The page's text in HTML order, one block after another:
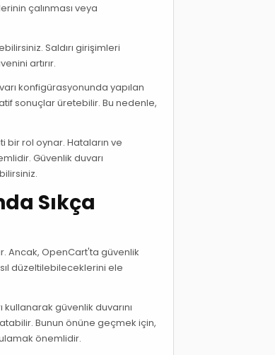
çalınması veya
Saldırı girişimleri
artırır.
konfigürasyonunda yapılan
sonuçlar üretebilir. Bu nedenle,
rol oynar. Hataların ve
Güvenlik duvarı
Sıkça
Ancak, OpenCart'ta güvenlik
düzeltilebileceklerini ele
kullanarak güvenlik duvarını
Bunun önüne geçmek için,
önemlidir.